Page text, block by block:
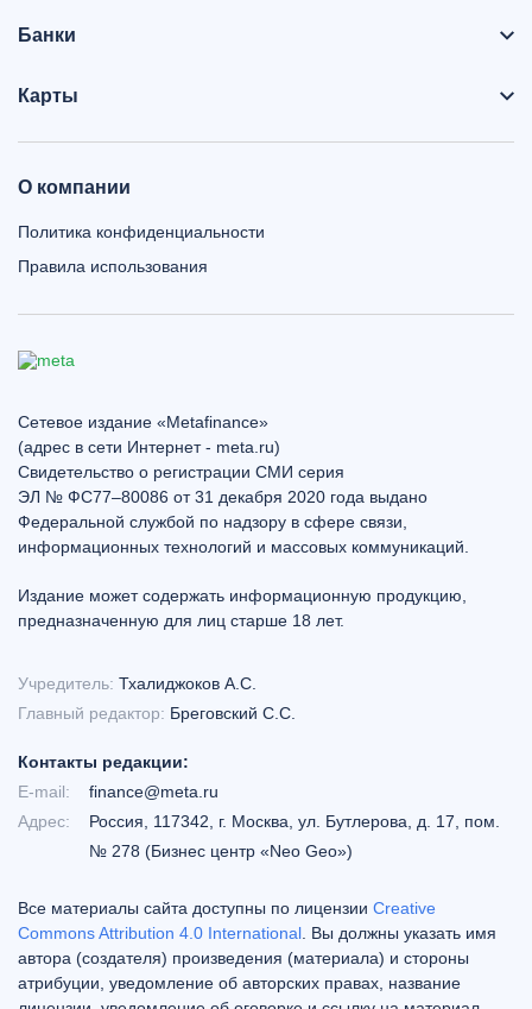
Банки
Карты
О компании
Политика конфиденциальности
Правила использования
Сетевое издание «Metafinance»
(адрес в сети Интернет - meta.ru)
Свидетельство о регистрации СМИ серия
ЭЛ № ФС77–80086 от 31 декабря 2020 года выдано
Федеральной службой по надзору в сфере связи,
информационных технологий и массовых коммуникаций.
Издание может содержать информационную продукцию,
предназначенную для лиц старше 18 лет.
Учредитель: Тхалиджоков А.С.
Главный редактор: Бреговский С.С.
Контакты редакции:
E-mail:
finance@meta.ru
Адрес:
Россия, 117342, г. Москва, ул. Бутлерова, д. 17, пом.
№ 278 (Бизнес центр «Neo Geo»)
Все материалы сайта доступны по лицензии Creative
Commons Attribution 4.0 International . Вы должны указать имя
автора (создателя) произведения (материала) и стороны
атрибуции, уведомление об авторских правах, название